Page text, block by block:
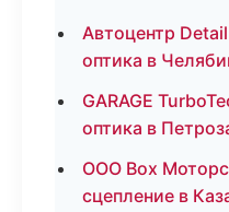
Автоцентр
оптика в
GARAGE
оптика в
ООО Box
сцепление в